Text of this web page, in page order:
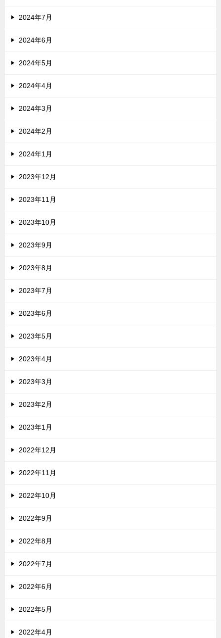
2024年7月
2024年6月
2024年5月
2024年4月
2024年3月
2024年2月
2024年1月
2023年12月
2023年11月
2023年10月
2023年9月
2023年8月
2023年7月
2023年6月
2023年5月
2023年4月
2023年3月
2023年2月
2023年1月
2022年12月
2022年11月
2022年10月
2022年9月
2022年8月
2022年7月
2022年6月
2022年5月
2022年4月